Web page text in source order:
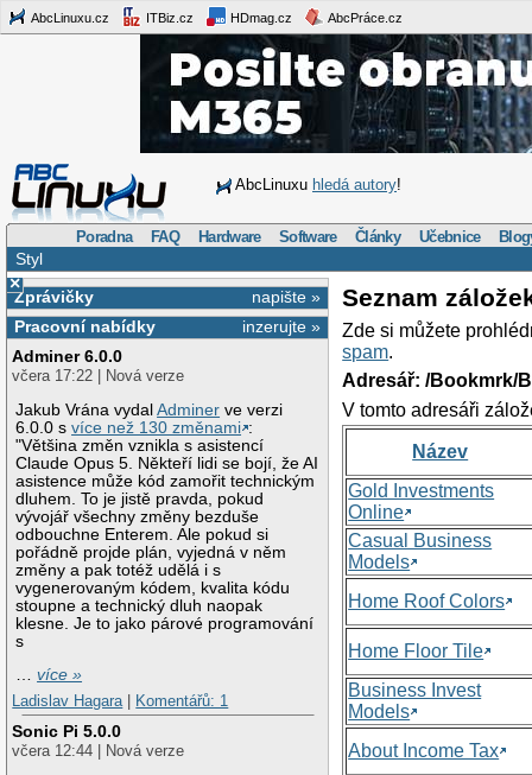
AbcLinuxu.cz ITBiz.cz HDmag.cz AbcPráce.cz
AbcLinuxu hledá autory!
Poradna FAQ Hardware Software Články Učebnice
Styl
×
napište »
Zprávičky
inzerujte »
Pracovní nabídky
Adminer 6.0.0
včera 17:22 | Nová verze
Jakub Vrána vydalAdminer ve verzi
6.0.0 svíce než 130 změnami :
"Většina změn vznikla s asistencí
Claude Opus 5. Někteří lidi se bojí, že AI
asistence může kód zamořit technickým
dluhem. To je jistě pravda, pokud
vývojář všechny změny bezduše
odbouchne Enterem. Ale pokud si
pořádně projde plán, vyjedná v něm
změny a pak totéž udělá i s
vygenerovaným kódem, kvalita kódu
stoupne a technický dluh naopak
klesne. Je to jako párové programování
s
…více »
Ladislav Hagara
Komentářů: 1
Sonic Pi 5.0.0
včera 12:44 | Nová verze
Seznam
Zde si můžete
spam.
Adresář: /Bookmrk/
V tomto adresáři
Název
Gold Investments
Online
Casual Business
Models
Home Roof Colors
Home Floor Tile
Business Invest
Models
About Income Tax